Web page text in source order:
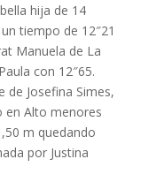
hija de 14
tiempo de 12″21
Manuela de La
con 12″65.
Josefina Simes,
en Alto menores
m quedando
por Justina